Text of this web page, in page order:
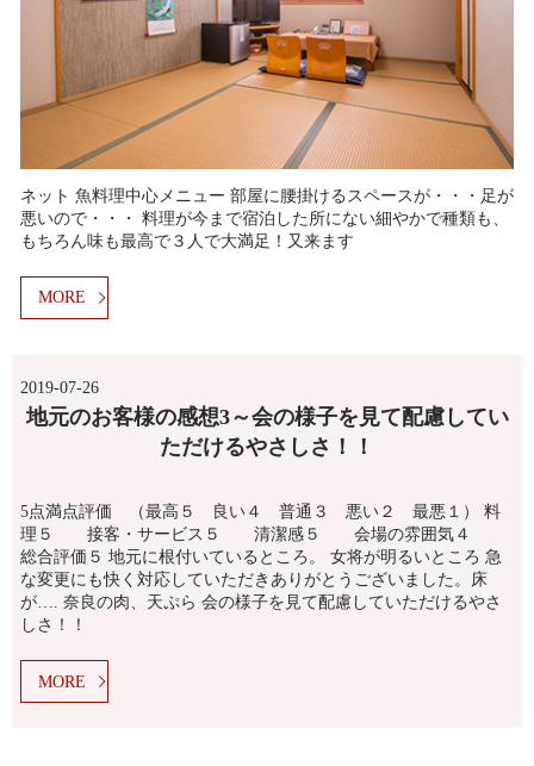
ネット 魚料理中心メニュー 部屋に腰掛けるスペースが・・・足が
悪いので・・・ 料理が今まで宿泊した所にない細やかで種類も、
もちろん味も最高で３人で大満足！又来ます
MORE
2019-07-26
地元のお客様の感想3～会の様子を見て配慮してい
ただけるやさしさ！！
5点満点評価 （最高５ 良い４ 普通３ 悪い２ 最悪１） 料
理５ 接客・サービス５ 清潔感５ 会場の雰囲気４
総合評価５ 地元に根付いているところ。 女将が明るいところ 急
な変更にも快く対応していただきありがとうございました。床
が…. 奈良の肉、天ぷら 会の様子を見て配慮していただけるやさ
しさ！！
MORE